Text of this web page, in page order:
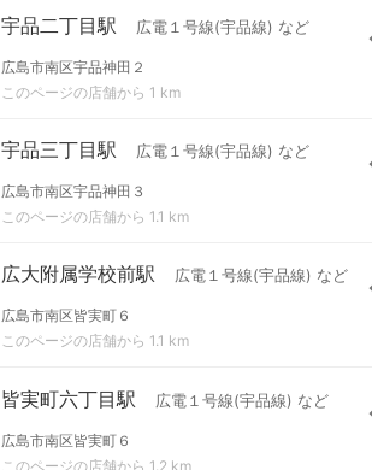
宇品二丁目駅 広電１号線(宇品線) など
広島市南区宇品神田２
このページの店舗から 1 km
宇品三丁目駅 広電１号線(宇品線) など
広島市南区宇品神田３
このページの店舗から 1.1 km
広大附属学校前駅 広電１号線(宇品線) など
広島市南区皆実町６
このページの店舗から 1.1 km
皆実町六丁目駅 広電１号線(宇品線) など
広島市南区皆実町６
このページの店舗から 1.2 km